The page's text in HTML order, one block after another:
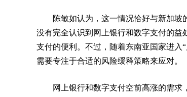
陈敏如认为，这一情况恰好与新加坡
没有完全认识到网上银行和数字支付的益
支付的便利。不过，随着东南亚国家进入
需要专注于合适的风险缓释策略来应对。
网上银行和数字支付空前高涨的需